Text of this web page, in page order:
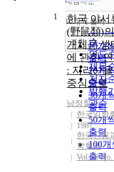
정확
순
인기
순
연도
제목
저자
발행
관순
내림
10개씩 출력
10개
출력
20개
출력
30개
출력
50개
출력
100개
출력
조회
1
한국 야서
(野鼠類)의
개체군 생
에 관한
: 지리산을
중심으로
남정칠
한국임학
1987
한국산림
학회지
Vol.76